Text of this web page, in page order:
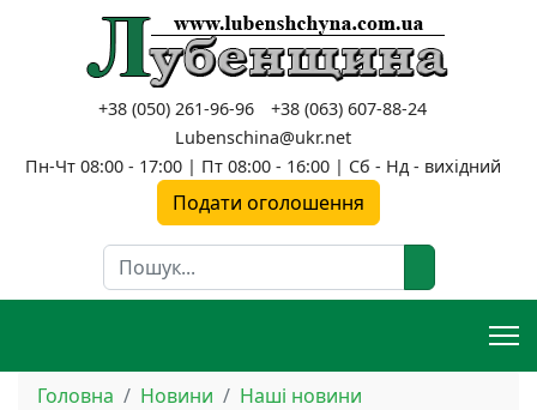
+38 (050) 261-96-96
+38 (063) 607-88-24
Lubenschina@ukr.net
Пн-Чт 08:00 - 17:00 | Пт 08:00 - 16:00 | Сб - Нд - вихідний
Подати оголошення
Пошук
Головна Новини
Наші новини